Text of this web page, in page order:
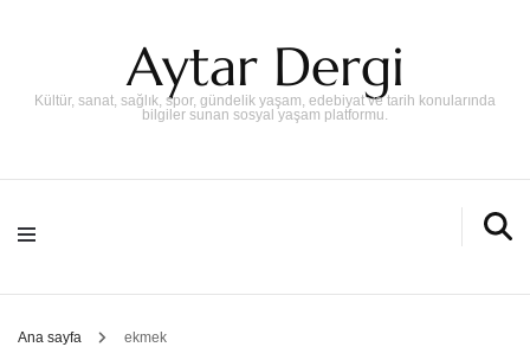
Aytar Dergi
Kültür, sanat, sağlık, spor, gündelik yaşam, edebiyat ve tarih konularında
bilgiler sunan sosyal yaşam platformu.
Ana sayfa ekmek